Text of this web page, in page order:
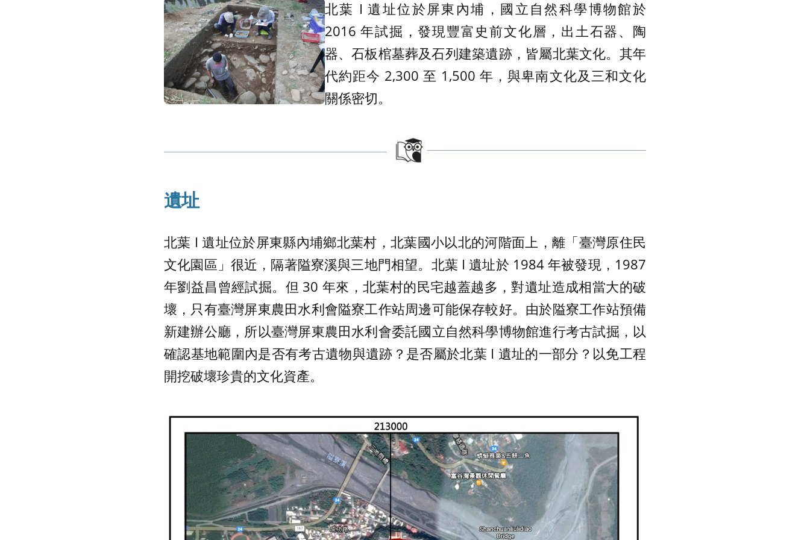
北葉 I 遺址位於屏東內埔，國立自然科學博物館於
2016 年試掘，發現豐富史前文化層，出土石器、陶
器、石板棺墓葬及石列建築遺跡，皆屬北葉文化。其年
代約距今 2,300 至 1,500 年，與卑南文化及三和文化
關係密切。
遺址
北葉 I 遺址位於屏東縣內埔鄉北葉村，北葉國小以北的河階面上，離「臺灣原住民
文化園區」很近，隔著隘寮溪與三地門相望。北葉 I 遺址於 1984 年被發現，1987
年劉益昌曾經試掘。但 30 年來，北葉村的民宅越蓋越多，對遺址造成相當大的破
壞，只有臺灣屏東農田水利會隘寮工作站周邊可能保存較好。由於隘寮工作站預備
新建辦公廳，所以臺灣屏東農田水利會委託國立自然科學博物館進行考古試掘，以
確認基地範圍內是否有考古遺物與遺跡？是否屬於北葉 I 遺址的一部分？以免工程
開挖破壞珍貴的文化資產。